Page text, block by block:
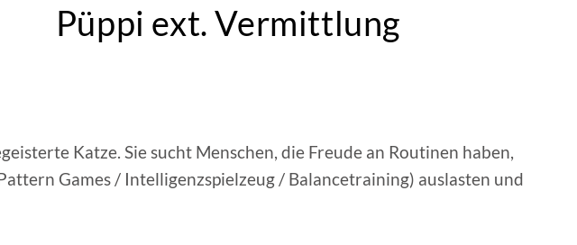
Püppi ext. Vermittlung
Katze. Sie sucht Menschen, die Freude an Routinen haben,
Games / Intelligenzspielzeug / Balancetraining) auslasten und